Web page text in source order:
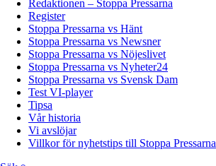
Redaktionen – Stoppa Pressarna
Register
Stoppa Pressarna vs Hänt
Stoppa Pressarna vs Newsner
Stoppa Pressarna vs Nöjeslivet
Stoppa Pressarna vs Nyheter24
Stoppa Pressarna vs Svensk Dam
Test VI-player
Tipsa
Vår historia
Vi avslöjar
Villkor för nyhetstips till Stoppa Pressarna